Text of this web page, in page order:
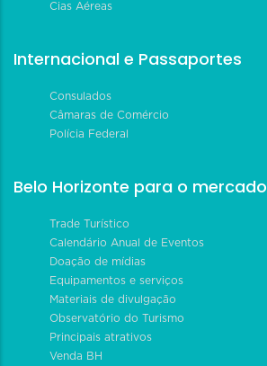
Cias Aéreas
Internacional e Passaportes
Consulados
Câmaras de Comércio
Polícia Federal
Belo Horizonte para o mercado
Trade Turístico
Calendário Anual de Eventos
Doação de mídias
Equipamentos e serviços
Materiais de divulgação
Observatório do Turismo
Principais atrativos
Venda BH